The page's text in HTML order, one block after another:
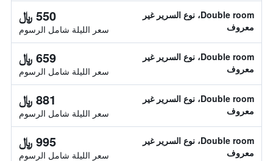
Double room، نوع السرير غير
معروف
550 ﷼
سعر الليلة شامل الرسوم
Double room، نوع السرير غير
معروف
659 ﷼
سعر الليلة شامل الرسوم
Double room، نوع السرير غير
معروف
881 ﷼
سعر الليلة شامل الرسوم
Double room، نوع السرير غير
معروف
995 ﷼
سعر الليلة شامل الرسوم